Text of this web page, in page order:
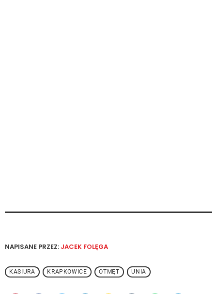
NAPISANE PRZEZ: JACEK FOLĘGA
KASIURA KRAPKOWICE OTMĘT UNIA